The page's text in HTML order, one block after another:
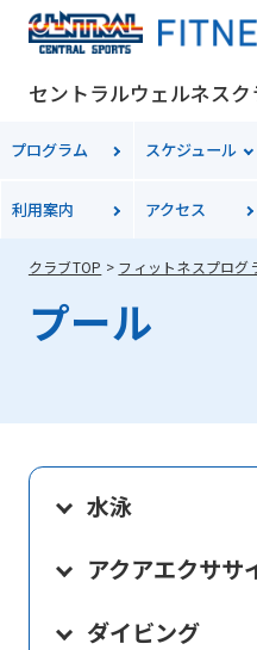
セントラルウェルネス
プログラム スケジュール
利用案内 アクセス
クラブTOP フィットネスプログ
プール
水泳
アクアエクササ
ダイビング